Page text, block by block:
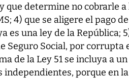
que determine no cobrarle
4) que se aligere el pago
es una ley de la República;
Seguro Social, por corrupta
de la Ley 51 se incluya a
independientes, porque en